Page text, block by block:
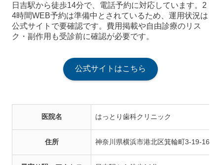
日吉駅から徒歩14分で、電話予約に対応しています。2
4時間WEB予約は準備中とされているため、運用状況は
公式サイトで要確認です。費用掲載や自由診療のリス
ク・副作用も受診前に確認が必要です。
公式サイトはこちら
医院名 はっとり歯科クリニック
住所 神奈川県横浜市港北区箕輪町3-19-16